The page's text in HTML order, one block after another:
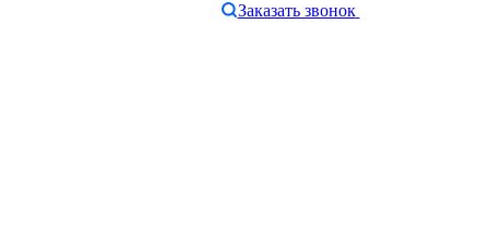
Заказать звонок